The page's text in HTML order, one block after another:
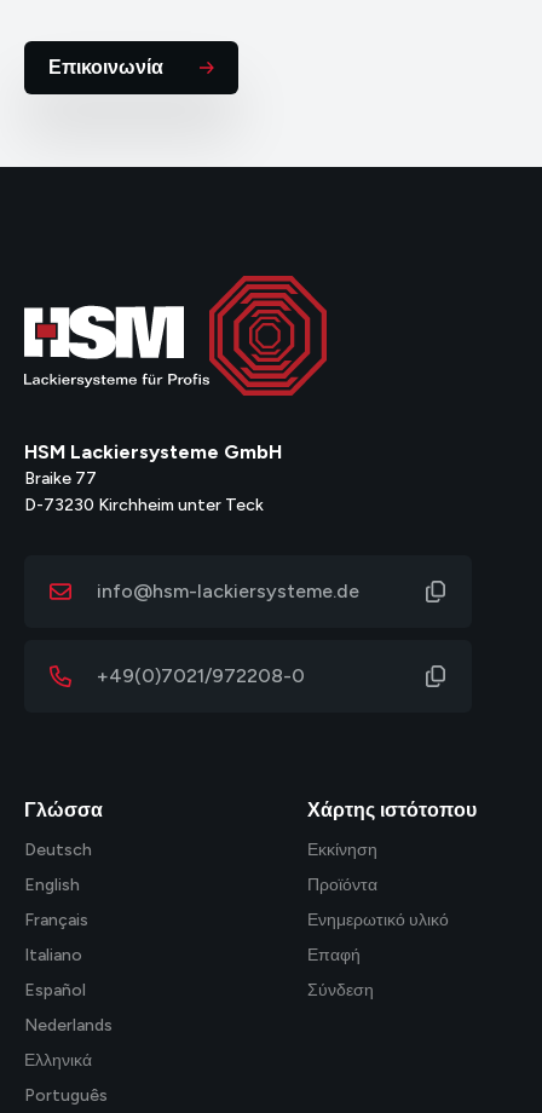
Português Polski
Επικοινωνία
HSM Lackiersysteme GmbH
Braike 77
D-73230 Kirchheim unter Teck
info@hsm-lackiersysteme.de
+49(0)7021/972208-0
Γλώσσα
Deutsch
English
Français
Italiano
Español
Nederlands
Ελληνικά
Português
Χάρτης ιστότοπου
Εκκίνηση
Προϊόντα
Ενημερωτικό υλικό
Επαφή
Σύνδεση